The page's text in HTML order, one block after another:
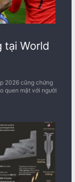
tại World
2026 cũng chứng
quen mặt với người